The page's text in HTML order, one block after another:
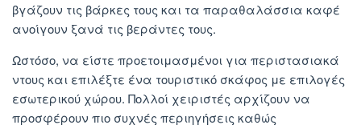
βγάζουν τις βάρκες τους και τα παραθαλάσσια καφέ
ανοίγουν ξανά τις βεράντες τους.
Ωστόσο, να είστε προετοιμασμένοι για περιστασιακά
ντους και επιλέξτε ένα τουριστικό σκάφος με επιλογές
εσωτερικού χώρου. Πολλοί χειριστές αρχίζουν να
προσφέρουν πιο συχνές περιηγήσεις καθώς